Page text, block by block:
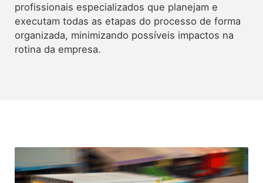
profissionais especializados que planejam e
executam todas as etapas do processo de forma
organizada, minimizando possíveis impactos na
rotina da empresa.